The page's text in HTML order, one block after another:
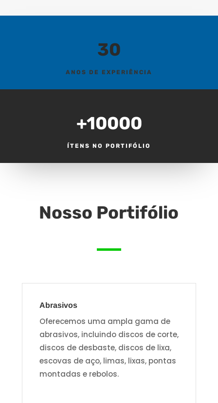
30
ANOS DE EXPERIÊNCIA
+10000
ÍTENS NO PORTIFÓLIO
Nosso Portifólio
Abrasivos
Oferecemos uma ampla gama de
abrasivos, incluindo discos de corte,
discos de desbaste, discos de lixa,
escovas de aço, limas, lixas, pontas
montadas e rebolos.